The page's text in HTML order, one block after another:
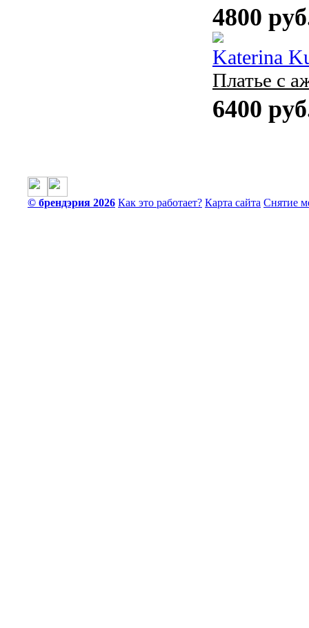
4800
Katerina
Платье с
6400
© брендэрия 2026 Как это работает? Карта сайта Снятие